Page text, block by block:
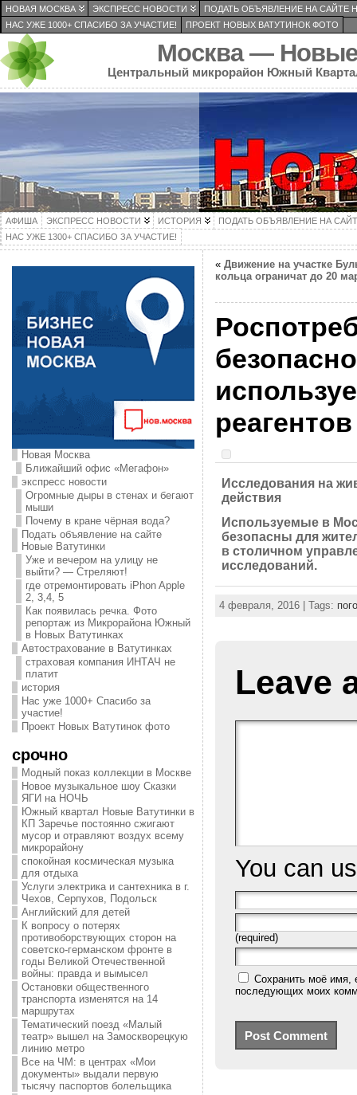
НОВАЯ МОСКВА ЭКСПРЕСС НОВОСТИ
ПОДАТЬ ОБЪЯВЛЕНИЕ НА САЙТЕ
НАС УЖЕ 1000+ СПАСИБО ЗА УЧАСТИЕ!
ПРОЕКТ НОВЫХ ВАТУТИНОК ФОТО
Москва — Новые
Центральный микрорайон Южный
АФИША ЭКСПРЕСС НОВОСТИ ИСТОРИЯ
ПОДАТЬ ОБЪЯВЛЕНИЕ НА
НАС УЖЕ 1300+ СПАСИБО ЗА УЧАСТИЕ!
Новая Москва
Ближайший офис «Мегафон»
экспресс новости
Огромные дыры в стенах и бегают
мыши
Почему в кране чёрная вода?
Подать объявление на сайте
Новые Ватутинки
Уже и вечером на улицу не
выйти? — Стреляют!
где отремонтировать iPhon Apple
2, 3,4, 5
Как появилась речка. Фото
репортаж из Микрорайона Южный
в Новых Ватутинках
Автострахование в Ватутинках
страховая компания ИНТАЧ не
платит
история
Нас уже 1000+ Спасибо за
участие!
Проект Новых Ватутинок фото
срочно
Модный показ коллекции в Москве
Новое музыкальное шоу Сказки
ЯГИ на НОЧЬ
Южный квартал Новые Ватутинки в
КП Заречье постоянно сжигают
мусор и отравляют воздух всему
микрорайону
спокойная космическая музыка
для отдыха
Услуги электрика и сантехника в г.
Чехов, Серпухов, Подольск
Английский для детей
К вопросу о потерях
противоборствующих сторон на
советско-германском фронте в
годы Великой Отечественной
войны: правда и вымысел
Остановки общественного
транспорта изменятся на 14
маршрутах
Тематический поезд «Малый
театр» вышел на Замоскворецкую
линию метро
Все на ЧМ: в центрах «Мои
документы» выдали первую
тысячу паспортов болельщика
« Движение на участке
кольца ограничат до 20
реагентов
Исследования на
действия
Используемые в
безопасны для
в столичном
исследований.
4 февраля, 2016 | Tags:
Leave
You can
(required)
Сохранить моё имя,
последующих моих